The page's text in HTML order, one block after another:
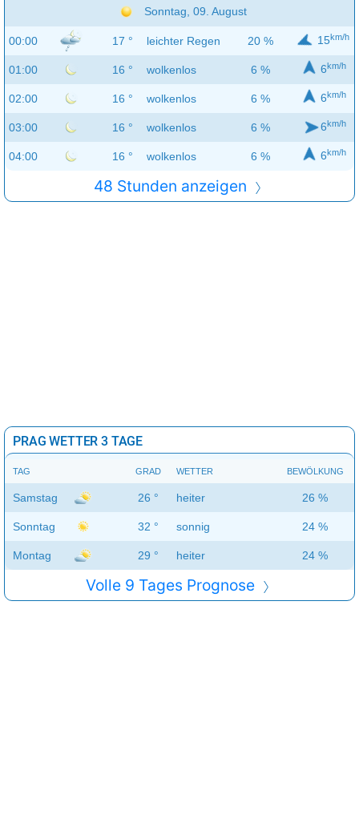
Sonntag, 09. August
00:00 17 ° leichter Regen 20 % 15km/h
01:00 16 ° wolkenlos 6 % 6km/h
02:00 16 ° wolkenlos 6 % 6km/h
03:00 16 ° wolkenlos 6 % 6km/h
04:00 16 ° wolkenlos 6 % 6km/h
48 Stunden anzeigen
PRAG WETTER 3 TAGE
TAG GRAD WETTER BEWÖLKUNG
Samstag 26 ° heiter 26 %
Sonntag 32 ° sonnig 24 %
Montag 29 ° heiter 24 %
Volle 9 Tages Prognose